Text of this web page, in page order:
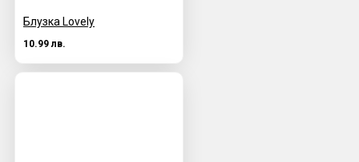
Блузка Lovely
10.99 лв.